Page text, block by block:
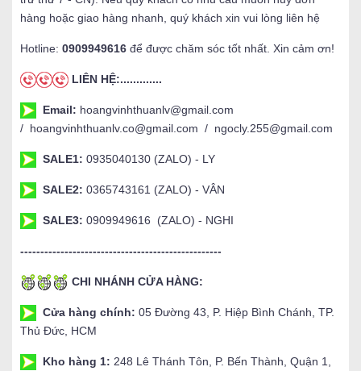
hàng hoặc giao hàng nhanh, quý khách xin vui lòng liên hệ
Hotline: 0909949616 để được chăm sóc tốt nhất. Xin cảm ơn!
LIÊN HỆ:.............
Email: hoangvinhthuanlv@gmail.com
/ hoangvinhthuanlv.co@gmail.com / ngocly.255@gmail.com
SALE1: 0935040130 (ZALO) - LY
SALE2: 0365743161 (ZALO) - VÂN
SALE3: 0909949616 (ZALO) - NGHI
--------------------------------------------------
CHI NHÁNH CỬA HÀNG:
Cửa hàng chính: 05 Đường 43, P. Hiệp Bình Chánh, TP.
Thủ Đức, HCM
Kho hàng 1: 248 Lê Thánh Tôn, P. Bến Thành, Quận 1,